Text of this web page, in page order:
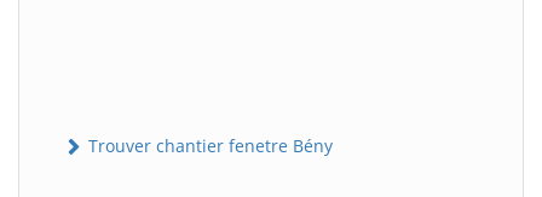
Trouver chantier fenetre Bény